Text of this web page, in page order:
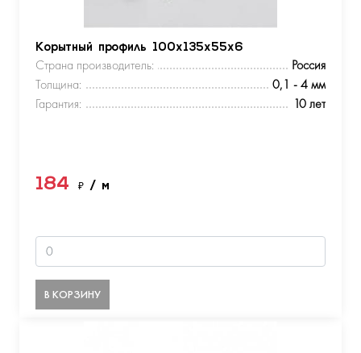
Корытный профиль 100х135х55х6
Страна производитель:
Россия
Толщина:
0,1 - 4 мм
Гарантия:
10 лет
184 ₽ / м
В КОРЗИНУ